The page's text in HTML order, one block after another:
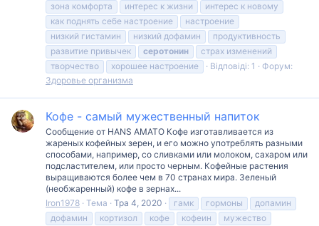
зона комфорта
интерес к жизни
интерес к новому
как поднять себе настроение
настроение
низкий гистамин
низкий дофамин
продуктивность
развитие привычек
серотонин
страх изменений
творчество
хорошее настроение Відповіді: 1
Форум:
Здоровье организма
Кофе - самый мужественный напиток
Сообщение от HANS AMATO Кофе изготавливается из
жареных кофейных зерен, и его можно употреблять разными
способами, например, со сливками или молоком, сахаром или
подсластителем, или просто черным. Кофейные растения
выращиваются более чем в 70 странах мира. Зеленый
(необжаренный) кофе в зернах...
Iron1978 Тема Тра 4, 2020 гамк гормоны
допамин
дофамин
кортизол кофе кофеин
мужество